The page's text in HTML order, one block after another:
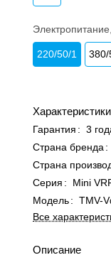
220/50/1 380/
Характеристики
Гарантия : 3
Страна бренда :
Страна
Серия :
Mini
Модель: TMV-
Все
Описание